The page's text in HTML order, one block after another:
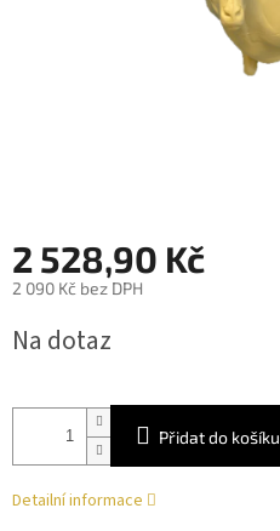
2 528,90 Kč
2 090 Kč bez DPH
cena:
Na dotaz
Přidat do košíku
Detailní informace